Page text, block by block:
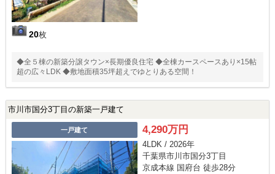
20枚
◆全５棟の新築分譲タウン×長期優良住宅 ◆全棟カースペースあり×15帖
超の広々LDK ◆敷地面積35坪超えでゆとりある空間！
市川市国分3丁目の新築一戸建て
一戸建て 4,290万円
4LDK / 2026年
千葉県市川市国分3丁目
京成本線 国府台 徒歩28分